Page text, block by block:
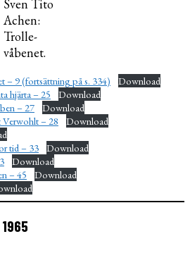
Sven Tito
Achen:
Trolle-
våbenet.
– 9 (fortsättning på s. 334)
Download
hjärta – 25
Download
– 27 Download
Verwohlt – 28
Download
tid – 33 Download
Download
– 45
Download